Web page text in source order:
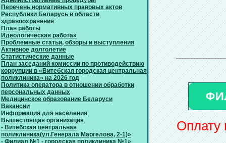
Перечень нормативных правовых актов
Республики Беларусь в области
здравоохранения
План работы
Идеологическая работа»
Проблемные статьи, обзоры и выступления
Активное долголетие
Статистические данные
План заседаний комиссии по противодействию
коррупции в «Витебская городская центральная
поликлиника» на 2026 год
Политика оператора в отношении обработки
персональных данных
Медицинское образование Беларуси
Вакансии
Информация для населения
Вышестоящая организация
- Витебская центральная
поликлиника(ул.Генерала Маргелова, 2-1)»
- Филиал №1 - городская поликлиника №1»
Оплату